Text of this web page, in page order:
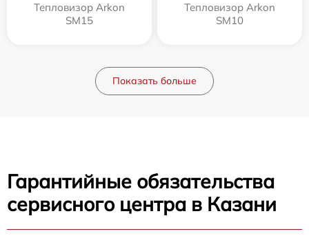
Тепловизор Arkon
SM15
Тепловизор Arkon
SM10
Показать больше
Гарантийные обязательства
сервисного центра в Казани